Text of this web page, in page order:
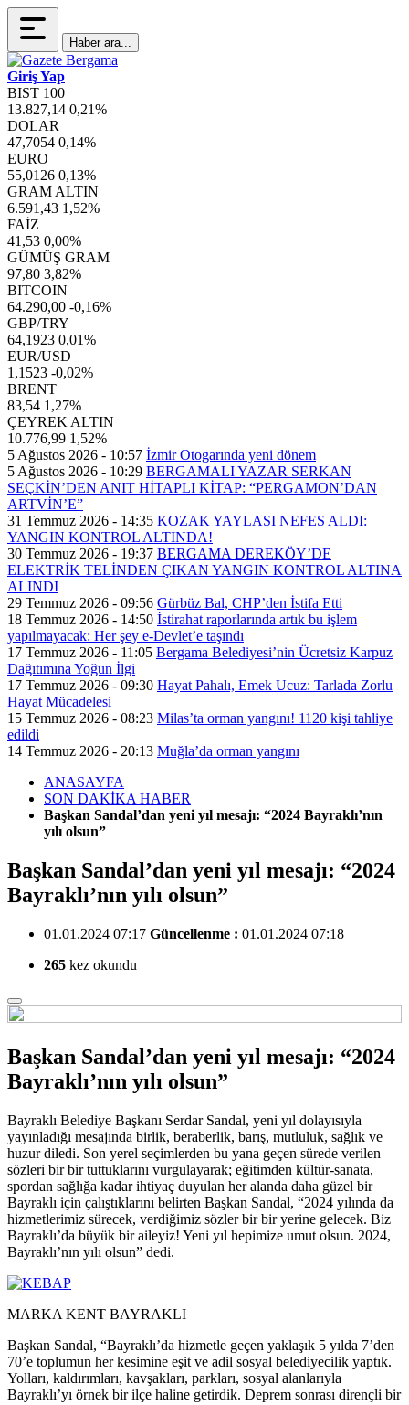
Haber ara...
Giriş Yap
BIST 100
13.827,14 0,21%
DOLAR
47,7054 0,14%
EURO
55,0126 0,13%
GRAM ALTIN
6.591,43 1,52%
FAİZ
41,53 0,00%
GÜMÜŞ GRAM
97,80 3,82%
BITCOIN
64.290,00 -0,16%
GBP/TRY
64,1923 0,01%
EUR/USD
1,1523 -0,02%
BRENT
83,54 1,27%
ÇEYREK ALTIN
10.776,99 1,52%
5 Ağustos 2026 - 10:57 İzmir Otogarında yeni dönem
5 Ağustos 2026 - 10:29 BERGAMALI YAZAR SERKAN
SEÇKİN’DEN ANIT HİTAPLI KİTAP: “PERGAMON’DAN
ARTVİN’E”
31 Temmuz 2026 - 14:35 KOZAK YAYLASI NEFES ALDI:
YANGIN KONTROL ALTINDA!
30 Temmuz 2026 - 19:37 BERGAMA DEREKÖY’DE
ELEKTRİK TELİNDEN ÇIKAN YANGIN KONTROL ALTINA
ALINDI
29 Temmuz 2026 - 09:56 Gürbüz Bal, CHP’den İstifa Etti
18 Temmuz 2026 - 14:50 İstirahat raporlarında artık bu işlem
yapılmayacak: Her şey e-Devlet’e taşındı
17 Temmuz 2026 - 11:05 Bergama Belediyesi’nin Ücretsiz Karpuz
Dağıtımına Yoğun İlgi
17 Temmuz 2026 - 09:30 Hayat Pahalı, Emek Ucuz: Tarlada Zorlu
Hayat Mücadelesi
15 Temmuz 2026 - 08:23 Milas’ta orman yangını! 1120 kişi tahliye
edildi
14 Temmuz 2026 - 20:13 Muğla’da orman yangını
ANASAYFA
SON DAKİKA HABER
Başkan Sandal’dan yeni yıl mesajı: “2024 Bayraklı’nın
yılı olsun”
Başkan Sandal’dan yeni yıl mesajı: “2024
Bayraklı’nın yılı olsun”
01.01.2024 07:17 Güncellenme : 01.01.2024 07:18
265 kez okundu
Başkan Sandal’dan yeni yıl mesajı: “2024
Bayraklı’nın yılı olsun”
Bayraklı Belediye Başkanı Serdar Sandal, yeni yıl dolayısıyla
yayınladığı mesajında birlik, beraberlik, barış, mutluluk, sağlık ve
huzur diledi. Son yerel seçimlerden bu yana geçen sürede verilen
sözleri bir bir tuttuklarını vurgulayarak; eğitimden kültür-sanata,
spordan sağlığa kadar ihtiyaç duyulan her alanda daha güzel bir
Bayraklı için çalıştıklarını belirten Başkan Sandal, “2024 yılında da
hizmetlerimiz sürecek, verdiğimiz sözler bir bir yerine gelecek. Biz
Bayraklı’da büyük bir aileyiz! Yeni yıl hepimize umut olsun. 2024,
Bayraklı’nın yılı olsun” dedi.
MARKA KENT BAYRAKLI
Başkan Sandal, “Bayraklı’da hizmetle geçen yaklaşık 5 yılda 7’den
70’e toplumun her kesimine eşit ve adil sosyal belediyecilik yaptık.
Yolları, kaldırımları, kavşakları, parkları, sosyal alanlarıyla
Bayraklı’yı örnek bir ilçe haline getirdik. Deprem sonrası dirençli bir